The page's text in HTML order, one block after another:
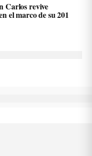
Carlos revive
el marco de su 201